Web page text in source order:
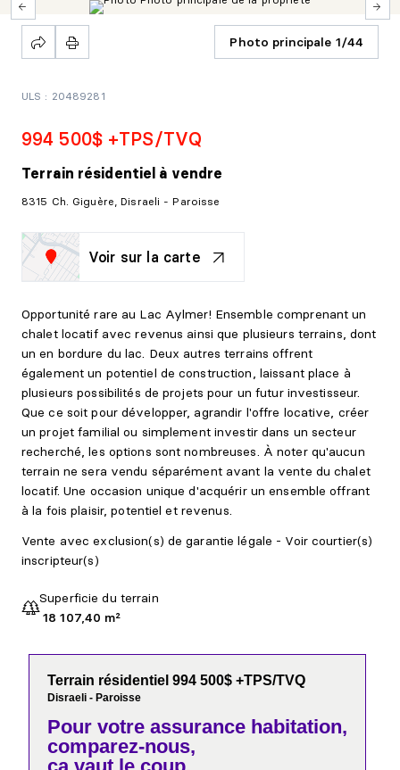
Photo principale 1/44
994 500$ +TPS/TVQ
ULS : 20489281
Terrain résidentiel à vendre
8315 Ch. Giguère, Disraeli - Paroisse
Voir sur la carte
Opportunité rare au Lac Aylmer! Ensemble comprenant un
chalet locatif avec revenus ainsi que plusieurs terrains, dont
un en bordure du lac. Deux autres terrains offrent
également un potentiel de construction, laissant place à
plusieurs possibilités de projets pour un futur investisseur.
Que ce soit pour développer, agrandir l'offre locative, créer
un projet familial ou simplement investir dans un secteur
recherché, les options sont nombreuses. À noter qu'aucun
terrain ne sera vendu séparément avant la vente du chalet
locatif. Une occasion unique d'acquérir un ensemble offrant
à la fois plaisir, potentiel et revenus.
Vente avec exclusion(s) de garantie légale - Voir courtier(s)
inscripteur(s)
Superficie du terrain
18 107,40 m²
Terrain résidentiel 994 500$ +TPS/TVQ
Disraeli - Paroisse
Pour votre assurance habitation,
comparez-nous,